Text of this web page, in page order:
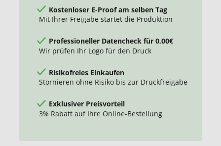
Kostenloser E-Proof am selben Tag
Mit Ihrer Freigabe startet die Produktion
Professioneller Datencheck für 0,00€
Wir prüfen Ihr Logo für den Druck
Risikofreies Einkaufen
Stornieren ohne Risiko bis zur Druckfreigabe
Exklusiver Preisvorteil
3% Rabatt auf Ihre Online-Bestellung